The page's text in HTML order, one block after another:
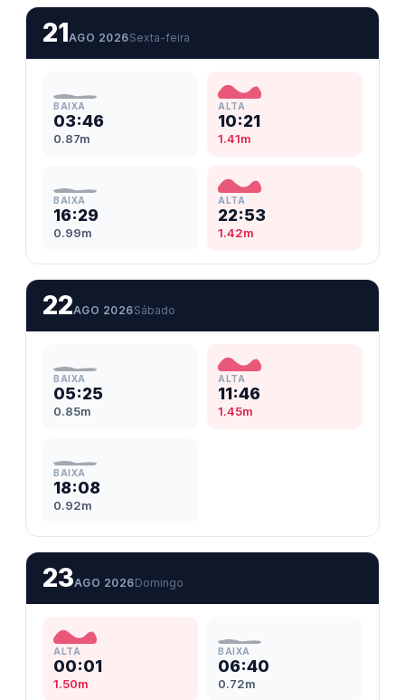
21AGO 2026Sexta-feira
BAIXA
03:46
0.87m
ALTA
10:21
1.41m
BAIXA
16:29
0.99m
ALTA
22:53
1.42m
22AGO 2026Sábado
BAIXA
05:25
0.85m
ALTA
11:46
1.45m
BAIXA
18:08
0.92m
23AGO 2026Domingo
ALTA
00:01
1.50m
BAIXA
06:40
0.72m